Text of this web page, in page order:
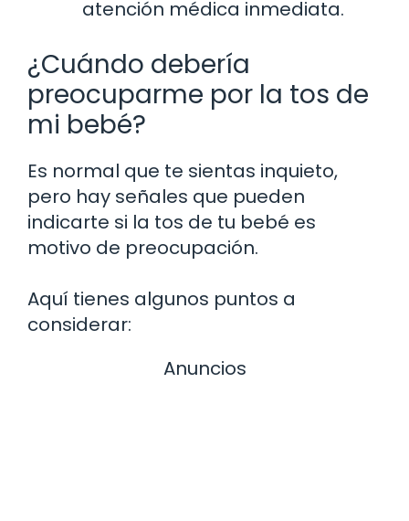
atención médica inmediata.
¿Cuándo debería
preocuparme por la tos de
mi bebé?
Es normal que te sientas inquieto,
pero hay señales que pueden
indicarte si la tos de tu bebé es
motivo de preocupación.
Aquí tienes algunos puntos a
considerar:
Anuncios